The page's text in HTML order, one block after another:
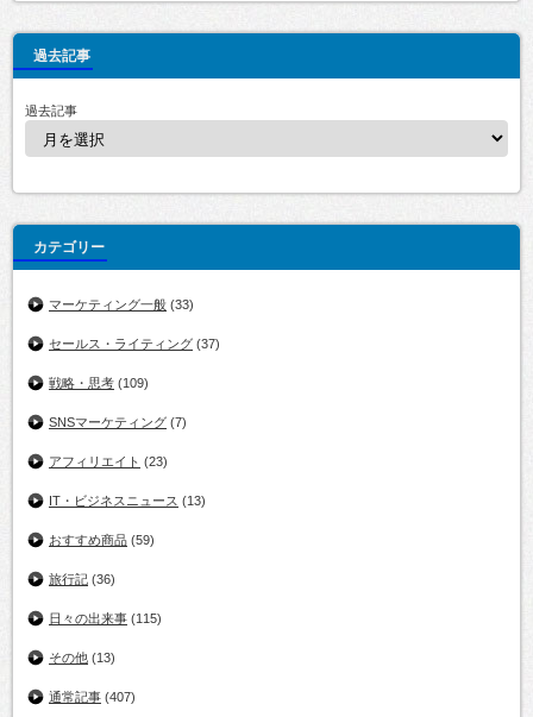
過去記事
過去記事
カテゴリー
マーケティング一般 (33)
セールス・ライティング (37)
戦略・思考 (109)
SNSマーケティング (7)
アフィリエイト (23)
IT・ビジネスニュース (13)
おすすめ商品 (59)
旅行記 (36)
日々の出来事 (115)
その他 (13)
通常記事 (407)